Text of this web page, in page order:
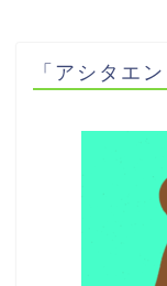
「アシタエ